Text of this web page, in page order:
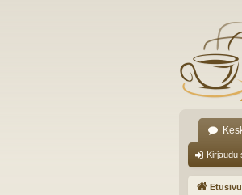
Kirjaudu
Etusivu